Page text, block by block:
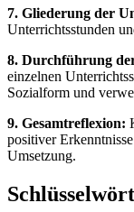
7. Gliederung der
Unterrichtsstunden
8. Durchführung
einzelnen
Sozialform und
9. Gesamtreflexion:
positiver
Umsetzung.